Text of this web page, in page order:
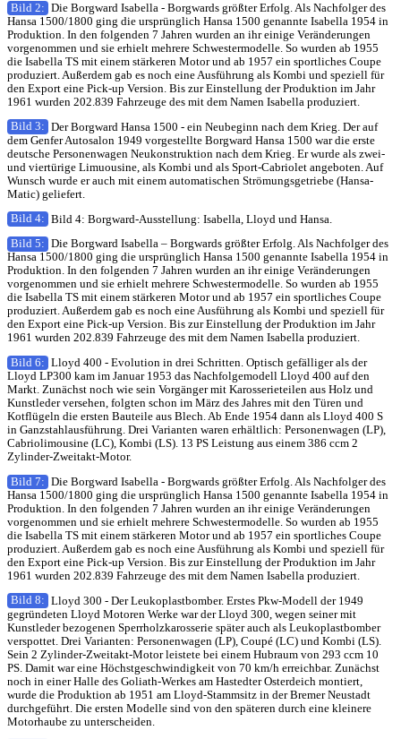
Bild 2: Die Borgward Isabella - Borgwards größter Erfolg. Als Nachfolger des
Hansa 1500/1800 ging die ursprünglich Hansa 1500 genannte Isabella 1954 in
Produktion. In den folgenden 7 Jahren wurden an ihr einige Veränderungen
vorgenommen und sie erhielt mehrere Schwestermodelle. So wurden ab 1955
die Isabella TS mit einem stärkeren Motor und ab 1957 ein sportliches Coupe
produziert. Außerdem gab es noch eine Ausführung als Kombi und speziell für
den Export eine Pick-up Version. Bis zur Einstellung der Produktion im Jahr
1961 wurden 202.839 Fahrzeuge des mit dem Namen Isabella produziert.
Bild 3: Der Borgward Hansa 1500 - ein Neubeginn nach dem Krieg. Der auf
dem Genfer Autosalon 1949 vorgestellte Borgward Hansa 1500 war die erste
deutsche Personenwagen Neukonstruktion nach dem Krieg. Er wurde als zwei-
und viertürige Limuousine, als Kombi und als Sport-Cabriolet angeboten. Auf
Wunsch wurde er auch mit einem automatischen Strömungsgetriebe (Hansa-
Matic) geliefert.
Bild 4: Bild 4: Borgward-Ausstellung: Isabella, Lloyd und Hansa.
Bild 5: Die Borgward Isabella – Borgwards größter Erfolg. Als Nachfolger des
Hansa 1500/1800 ging die ursprünglich Hansa 1500 genannte Isabella 1954 in
Produktion. In den folgenden 7 Jahren wurden an ihr einige Veränderungen
vorgenommen und sie erhielt mehrere Schwestermodelle. So wurden ab 1955
die Isabella TS mit einem stärkeren Motor und ab 1957 ein sportliches Coupe
produziert. Außerdem gab es noch eine Ausführung als Kombi und speziell für
den Export eine Pick-up Version. Bis zur Einstellung der Produktion im Jahr
1961 wurden 202.839 Fahrzeuge des mit dem Namen Isabella produziert.
Bild 6: Lloyd 400 - Evolution in drei Schritten. Optisch gefälliger als der
Lloyd LP300 kam im Januar 1953 das Nachfolgemodell Lloyd 400 auf den
Markt. Zunächst noch wie sein Vorgänger mit Karosserieteilen aus Holz und
Kunstleder versehen, folgten schon im März des Jahres mit den Türen und
Kotflügeln die ersten Bauteile aus Blech. Ab Ende 1954 dann als Lloyd 400 S
in Ganzstahlausführung. Drei Varianten waren erhältlich: Personenwagen (LP),
Cabriolimousine (LC), Kombi (LS). 13 PS Leistung aus einem 386 ccm 2
Zylinder-Zweitakt-Motor.
Bild 7: Die Borgward Isabella - Borgwards größter Erfolg. Als Nachfolger des
Hansa 1500/1800 ging die ursprünglich Hansa 1500 genannte Isabella 1954 in
Produktion. In den folgenden 7 Jahren wurden an ihr einige Veränderungen
vorgenommen und sie erhielt mehrere Schwestermodelle. So wurden ab 1955
die Isabella TS mit einem stärkeren Motor und ab 1957 ein sportliches Coupe
produziert. Außerdem gab es noch eine Ausführung als Kombi und speziell für
den Export eine Pick-up Version. Bis zur Einstellung der Produktion im Jahr
1961 wurden 202.839 Fahrzeuge des mit dem Namen Isabella produziert.
Bild 8: Lloyd 300 - Der Leukoplastbomber. Erstes Pkw-Modell der 1949
gegründeten Lloyd Motoren Werke war der Lloyd 300, wegen seiner mit
Kunstleder bezogenen Sperrholzkarosserie später auch als Leukoplastbomber
verspottet. Drei Varianten: Personenwagen (LP), Coupé (LC) und Kombi (LS).
Sein 2 Zylinder-Zweitakt-Motor leistete bei einem Hubraum von 293 ccm 10
PS. Damit war eine Höchstgeschwindigkeit von 70 km/h erreichbar. Zunächst
noch in einer Halle des Goliath-Werkes am Hastedter Osterdeich montiert,
wurde die Produktion ab 1951 am Lloyd-Stammsitz in der Bremer Neustadt
durchgeführt. Die ersten Modelle sind von den späteren durch eine kleinere
Motorhaube zu unterscheiden.